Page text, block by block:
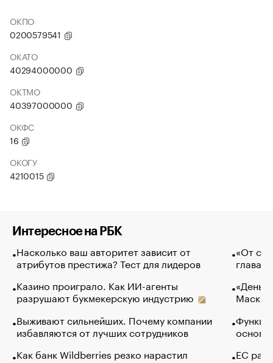
ОКПО
0200579541
ОКАТО
40294000000
ОКТМО
40397000000
ОКФС
16
ОКОГУ
4210015
Интересное на РБК
Насколько ваш авторитет зависит от
атрибутов престижа? Тест для лидеров
Казино проиграло. Как ИИ-агенты
разрушают букмекерскую индустрию
Выживают сильнейших. Почему компании
избавляются от лучших сотрудников
Как банк Wildberries резко нарастил
«От
глава
Маск в
основ
ЕС